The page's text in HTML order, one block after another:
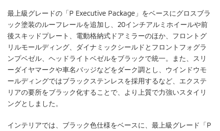
最上級グレードの「P Executive Package」をベースにグロスブラ
ック塗装のルーフレールを追加し、20インチアルミホイールや前
後スキッドプレート、電動格納式ドアミラーのほか、フロントグ
リルモールディング、ダイナミックシールドとフロントフォグラ
ンプベゼル、ヘッドライトベゼルをブラックで統一。また、スリ
ーダイヤマークや車名バッジなどをダーク調とし、ウインドウモ
ールディングではブラックステンレスを採用するなど、エクステ
リアの要所をブラック化することで、より上質で力強いスタイリ
ングとしました。
インテリアでは、ブラック色仕様をベースに、最上級グレード「P